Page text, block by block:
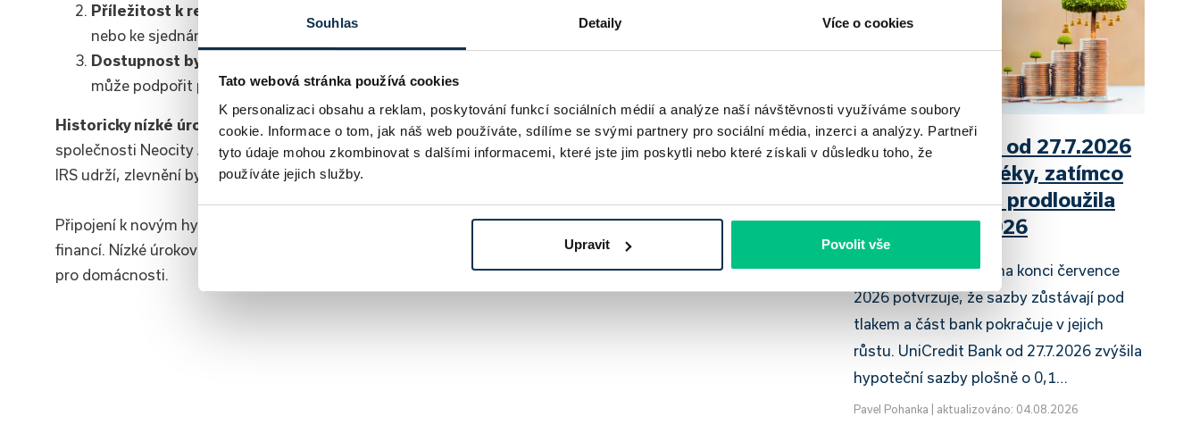
Souhlas Detaily Více o cookies
Tato webová stránka používá cookies
K personalizaci obsahu a reklam, poskytování funkcí sociálních médií a analýze naší návštěvnosti využíváme soubory
cookie. Informace o tom, jak náš web používáte, sdílíme se svými partnery pro sociální média, inzerci a analýzy. Partneři
tyto údaje mohou zkombinovat s dalšími informacemi, které jste jim poskytli nebo které získali v důsledku toho, že
používáte jejich služby.
Upravit Povolit vše
Příležitost k refinancování
nebo ke sjednání výhodnějších podmínek u stávajících úvěrů.
Dostupnost bydlení
může podpořit poptávku po nemovitostech.
Historicky nízké úrovně
úroků zvyšují atraktivitu hypoték, což potvrzuje například finanční ředitel
společnosti Neocity Jiří Piluša. Pokud se trendy v uvolněné měnové politice ČNB ve spojení s tržními sazbami
IRS udrží, zlevnění by mohly více podpořit hypoteční úvěry.
Připojení k novým hypotékám nebo refinancování stávajících úvěrů umožňuje větší flexibilitu při správě
financí. Nízké úrokové sazby tak hrají klíčovou roli v budoucím vývoji trhu nemovitostí a vstřícnější podmínky
pro domácnosti.
UniCredit Bank od 27.7.2026
zdražuje hypotéky, zatímco
Raiffeisenbank prodloužila
slevu do 6.9.2026
Český hypoteční trh na konci července
2026 potvrzuje, že sazby zůstávají pod
tlakem a část bank pokračuje v jejich
růstu. UniCredit Bank od 27.7.2026 zvýšila
hypoteční sazby plošně o 0,1…
Pavel Pohanka
aktualizováno: 04.08.2026